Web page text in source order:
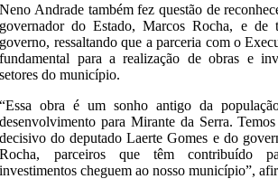
Neno Andrade também fez questão de
governador do Estado,Marcos Rocha, e de
governo, ressaltando que a parceria com o
fundamental para a realização de obras e
setores do município.
“Essa obra é um sonho antigo da
desenvolvimento para Mirante da Serra.
decisivo do deputado Laerte Gomes e do
Rocha, parceiros que têm contribuído
investimentos cheguem ao nosso município”,